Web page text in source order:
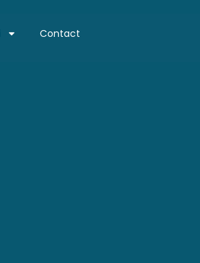
Contact